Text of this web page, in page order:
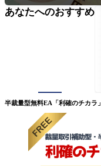
半裁量型無料EA「利確のチカラ」
あなたへのおすすめ